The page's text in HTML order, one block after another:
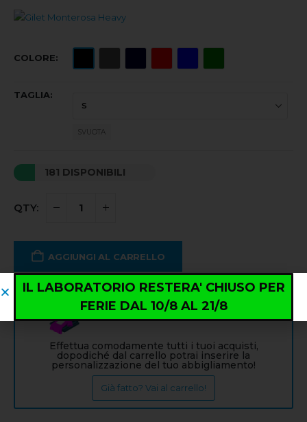
COLORE
TAGLIA
SVUOTA
181 DISPONIBILI
AGGIUNGI AL CARRELLO
Info: PERSONALIZZAZIONE
Effettua comodamente tutti i tuoi acquisti,
dopodiché dal carrello potrai inserire la
personalizzazione del tuo abbigliamento!
Già fatto? Vai al carrello!
IL LABORATORIO RESTERA' CHIUSO PER
FERIE DAL 10/8 AL 21/8